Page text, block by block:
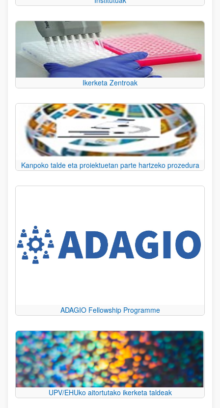
Ikerketa Zentroak
Kanpoko talde eta proiektuetan parte hartzeko prozedura
ADAGIO Fellowship Programme
UPV/EHUko aitortutako ikerketa taldeak